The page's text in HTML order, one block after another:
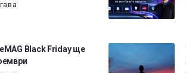
Black Friday ще